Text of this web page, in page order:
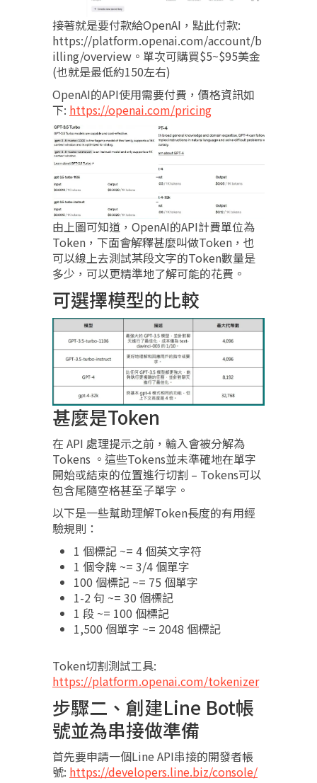
接著就是要付款給OpenAI，點此付款:
https://platform.openai.com/account/b
illing/overview。單次可購買$5~$95美金
(也就是最低約150左右)
OpenAI的API使用需要付費，價格資訊如
下: https://openai.com/pricing
由上圖可知道，OpenAI的API計費單位為
Token，下面會解釋甚麼叫做Token，也
可以線上去測試某段文字的Token數量是
多少，可以更精準地了解可能的花費。
可選擇模型的比較
甚麼是Token
在 API 處理提示之前，輸入會被分解為
Tokens 。這些Tokens並未準確地在單字
開始或結束的位置進行切割 – Tokens可以
包含尾隨空格甚至子單字。
以下是一些幫助理解Token長度的有用經
驗規則：
1 個標記 ~= 4 個英文字符
1 個令牌 ~= 3/4 個單字
100 個標記 ~= 75 個單字
1-2 句 ~= 30 個標記
1 段 ~= 100 個標記
1,500 個單字 ~= 2048 個標記
Token切割測試工具:
https://platform.openai.com/tokenizer
步驟二、創建Line Bot帳
號並為串接做準備
首先要申請一個Line API串接的開發者帳
號: https://developers.line.biz/console/